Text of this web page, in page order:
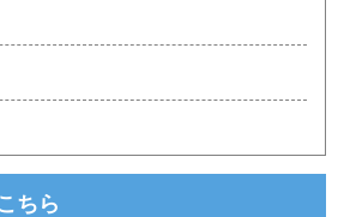
ちら